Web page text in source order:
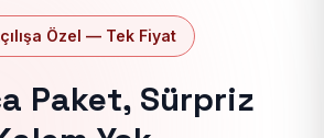
Özel — Tek Fiyat
Paket, Sürpriz